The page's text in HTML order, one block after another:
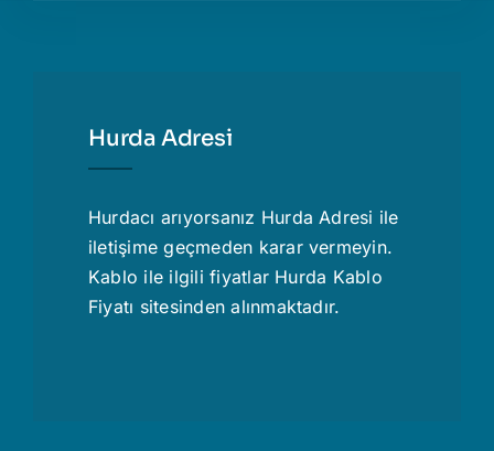
Hurda Adresi
Hurdacı arıyorsanız Hurda Adresi ile
iletişime geçmeden karar vermeyin.
Kablo ile ilgili fiyatlar Hurda Kablo
Fiyatı sitesinden alınmaktadır.